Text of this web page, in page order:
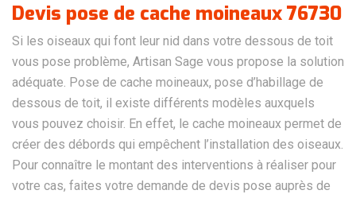
Devis pose de cache moineaux 76730
Si les oiseaux qui font leur nid dans votre dessous de toit
vous pose problème, Artisan Sage vous propose la solution
adéquate. Pose de cache moineaux, pose d’habillage de
dessous de toit, il existe différents modèles auxquels
vous pouvez choisir. En effet, le cache moineaux permet de
créer des débords qui empêchent l’installation des oiseaux.
Pour connaître le montant des interventions à réaliser pour
votre cas, faites votre demande de devis pose auprès de